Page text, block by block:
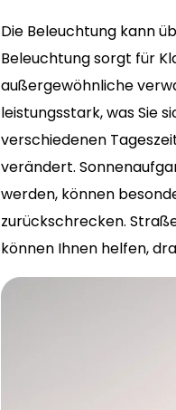
Die Beleuchtung kann
Beleuchtung sorgt für
außergewöhnliche
leistungsstark, was Sie
verschiedenen
verändert.
werden, können
zurückschrecken.
können Ihnen helfen,